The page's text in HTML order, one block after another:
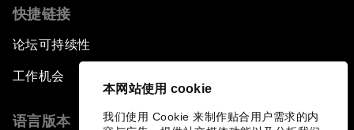
本网站使用 cookie
我们使用 Cookie 来制作贴合用户需求的内
快捷链接
论坛可持续性
工作机会
语言版本